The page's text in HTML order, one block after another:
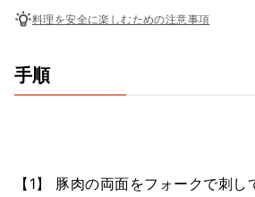
料理を安全に楽しむための注意事項
手順
【1】 豚肉の両面をフォークで刺